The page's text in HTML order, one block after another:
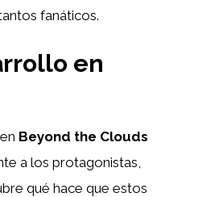
fanáticos.
en
Beyond the Clouds
a los protagonistas,
qué hace que estos